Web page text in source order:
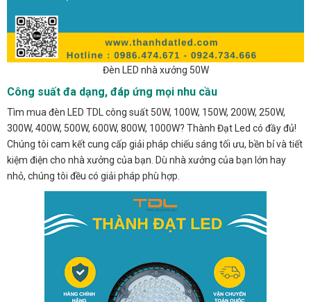
Đèn LED nhà xưởng 50W
Công suất đa dạng, đáp ứng mọi nhu cầu
Tìm mua đèn LED TDL công suất 50W, 100W, 150W, 200W, 250W,
300W, 400W, 500W, 600W, 800W, 1000W? Thành Đạt Led có đầy đủ!
Chúng tôi cam kết cung cấp giải pháp chiếu sáng tối ưu, bền bỉ và tiết
kiệm điện cho nhà xưởng của bạn. Dù nhà xưởng của bạn lớn hay
nhỏ, chúng tôi đều có giải pháp phù hợp.